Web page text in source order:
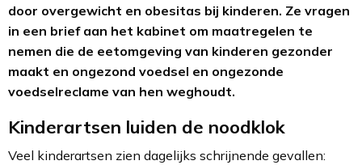
door overgewicht en obesitas bij kinderen. Ze vragen
in een brief aan het kabinet om maatregelen te
nemen die de eetomgeving van kinderen gezonder
maakt en ongezond voedsel en ongezonde
voedselreclame van hen weghoudt.
Kinderartsen luiden de noodklok
Veel kinderartsen zien dagelijks schrijnende gevallen: